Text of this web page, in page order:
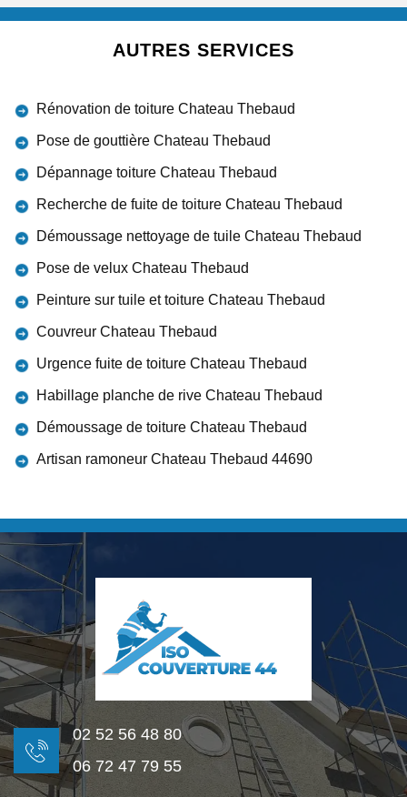
AUTRES SERVICES
Rénovation de toiture Chateau Thebaud
Pose de gouttière Chateau Thebaud
Dépannage toiture Chateau Thebaud
Recherche de fuite de toiture Chateau Thebaud
Démoussage nettoyage de tuile Chateau Thebaud
Pose de velux Chateau Thebaud
Peinture sur tuile et toiture Chateau Thebaud
Couvreur Chateau Thebaud
Urgence fuite de toiture Chateau Thebaud
Habillage planche de rive Chateau Thebaud
Démoussage de toiture Chateau Thebaud
Artisan ramoneur Chateau Thebaud 44690
02 52 56 48 80
06 72 47 79 55